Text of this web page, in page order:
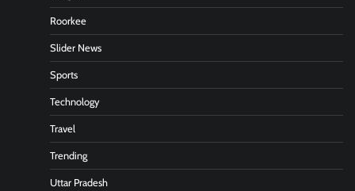
Roorkee
Slider News
Sports
Technology
Travel
Trending
Uttar Pradesh